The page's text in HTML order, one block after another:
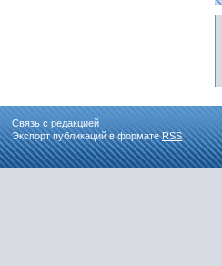
Связь с редакцией
Экспорт публикаций в форматеRSS